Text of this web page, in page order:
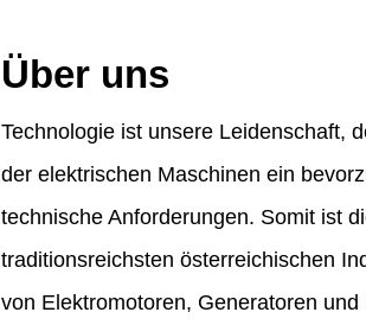
Über uns
Technologie ist unsere Leidenschaft,
der elektrischen Maschinen ein
technische Anforderungen. Somit ist
traditionsreichsten österreichischen
von Elektromotoren, Generatoren